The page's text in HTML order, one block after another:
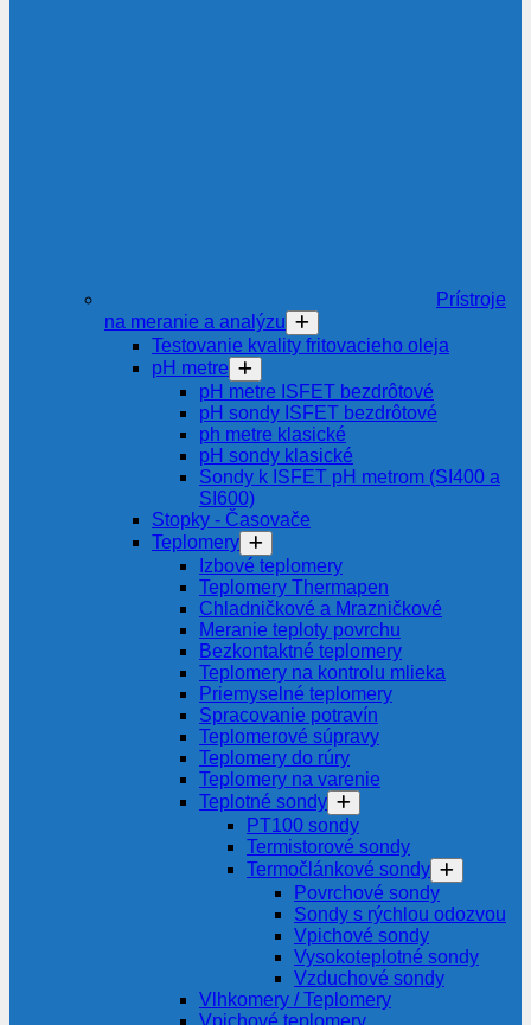
Prístroje
na meranie a analýzu
Testovanie kvality fritovacieho oleja
pH metre
pH metre ISFET bezdrôtové
pH sondy ISFET bezdrôtové
ph metre klasické
pH sondy klasické
Sondy k ISFET pH metrom (SI400 a
SI600)
Stopky - Časovače
Teplomery
Izbové teplomery
Teplomery Thermapen
Chladničkové a Mrazničkové
Meranie teploty povrchu
Bezkontaktné teplomery
Teplomery na kontrolu mlieka
Priemyselné teplomery
Spracovanie potravín
Teplomerové súpravy
Teplomery do rúry
Teplomery na varenie
Teplotné sondy
PT100 sondy
Termistorové sondy
Termočlánkové sondy
Povrchové sondy
Sondy s rýchlou odozvou
Vpichové sondy
Vysokoteplotné sondy
Vzduchové sondy
Vlhkomery / Teplomery
Vpichové teplomery